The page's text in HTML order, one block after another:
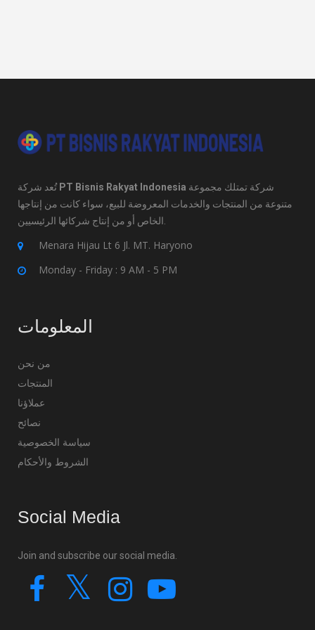
تُعد شركة PT Bisnis Rakyat Indonesia
متنوعة من المنتجات والخدمات المعروضة للبيع، سواء كانت من إنتاجها
Menara Hijau Lt 6 Jl. MT. Haryono
Monday - Friday : 9 AM - 5 PM
المعلومات
من نحن
المنتجات
عملاؤنا
سياسة الخصوصية
الشروط والأحكام
Social Media
Join and subscribe our social media.